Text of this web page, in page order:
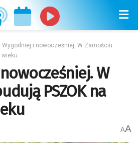
Wygodniej i nowocześniej. W Zamościu
wieku
W
PSZOK na
AA